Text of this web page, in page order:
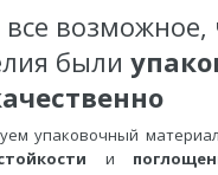
возможное,
были
упаковочный
и